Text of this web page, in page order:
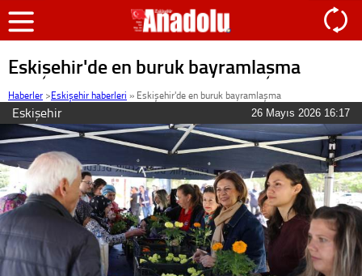
Eskişehir'de en buruk bayramlaşma
Haberler >Eskişehir haberleri » Eskişehir'de en buruk bayramlaşma
Eskişehir 26 Mayıs 2026 16:17